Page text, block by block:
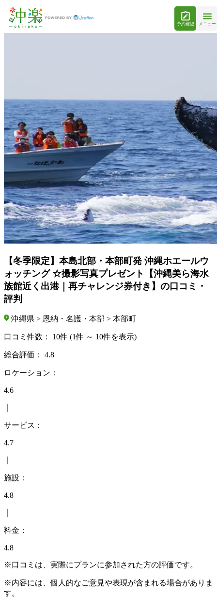
予約確認 メニュー
【冬季限定】本島北部・本部町発 沖縄ホエールウ
ォッチング ☆撮影写真プレゼント【沖縄美ら海水
族館近く出港｜再チャレンジ券付き】の口コミ・
評判
沖縄県 > 恩納・名護・本部 > 本部町
口コミ件数： 10件 (1件 ～ 10件を表示)
総合評価： 4.8
ロケーション：
4.6
サービス：
4.7
施設：
4.8
料金：
4.8
※口コミは、実際にプランに参加された方の評価です。
※内容には、個人的なご意見や表現が含まれる場合がありま
す。